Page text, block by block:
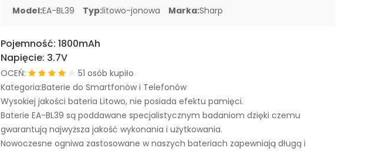
Model:EA-BL39 Typ:litowo-jonowa Marka:Sharp
Pojemność: 1800mAh
Napięcie: 3.7V
OCEŃ:
51 osób kupiło
Kategoria:Baterie do Smartfonów i Telefonów
Wysokiej jakości bateria Litowo, nie posiada efektu pamięci.
Baterie EA-BL39 są poddawane specjalistycznym badaniom dzięki czemu
gwarantują najwyższa jakość wykonania i użytkowania.
Nowoczesne ogniwa zastosowane w naszych bateriach zapewniają długą i